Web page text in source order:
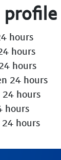
profile
hours
hours
hours
24 hours
hours
hours
hours